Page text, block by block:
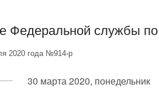
Федеральной службы по
2020 года №914-р
30 марта 2020, понедельник